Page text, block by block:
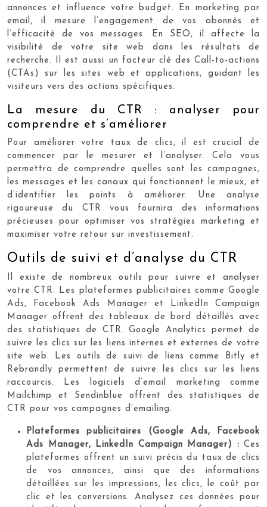
annonces et influence votre budget. En marketing par
email, il mesure l’engagement de vos abonnés et
l’efficacité de vos messages. En SEO, il affecte la
visibilité de votre site web dans les résultats de
recherche. Il est aussi un facteur clé des Call-to-actions
(CTAs) sur les sites web et applications, guidant les
visiteurs vers des actions spécifiques.
La mesure du CTR : analyser pour
comprendre et s’améliorer
Pour améliorer votre taux de clics, il est crucial de
commencer par le mesurer et l’analyser. Cela vous
permettra de comprendre quelles sont les campagnes,
les messages et les canaux qui fonctionnent le mieux, et
d’identifier les points à améliorer. Une analyse
rigoureuse du CTR vous fournira des informations
précieuses pour optimiser vos stratégies marketing et
maximiser votre retour sur investissement.
Outils de suivi et d’analyse du CTR
Il existe de nombreux outils pour suivre et analyser
votre CTR. Les plateformes publicitaires comme Google
Ads, Facebook Ads Manager et LinkedIn Campaign
Manager offrent des tableaux de bord détaillés avec
des statistiques de CTR. Google Analytics permet de
suivre les clics sur les liens internes et externes de votre
site web. Les outils de suivi de liens comme Bitly et
Rebrandly permettent de suivre les clics sur les liens
raccourcis. Les logiciels d’email marketing comme
Mailchimp et Sendinblue offrent des statistiques de
CTR pour vos campagnes d’emailing.
Plateformes publicitaires (Google Ads, Facebook
Ads Manager, LinkedIn Campaign Manager) : Ces
plateformes offrent un suivi précis du taux de clics
de vos annonces, ainsi que des informations
détaillées sur les impressions, les clics, le coût par
clic et les conversions. Analysez ces données pour